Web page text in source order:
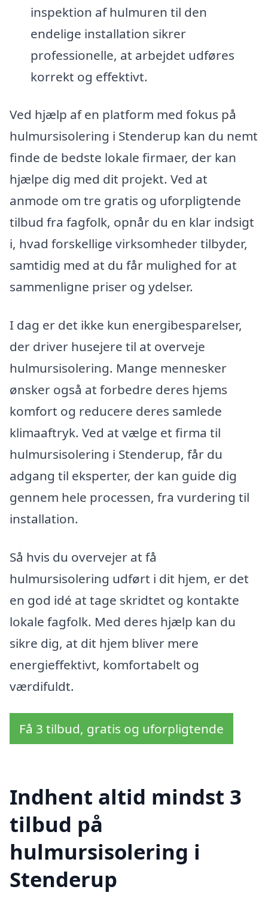
inspektion af hulmuren til den
endelige installation sikrer
professionelle, at arbejdet udføres
korrekt og effektivt.
Ved hjælp af en platform med fokus på
hulmursisolering i Stenderup kan du nemt
finde de bedste lokale firmaer, der kan
hjælpe dig med dit projekt. Ved at
anmode om tre gratis og uforpligtende
tilbud fra fagfolk, opnår du en klar indsigt
i, hvad forskellige virksomheder tilbyder,
samtidig med at du får mulighed for at
sammenligne priser og ydelser.
I dag er det ikke kun energibesparelser,
der driver husejere til at overveje
hulmursisolering. Mange mennesker
ønsker også at forbedre deres hjems
komfort og reducere deres samlede
klimaaftryk. Ved at vælge et firma til
hulmursisolering i Stenderup, får du
adgang til eksperter, der kan guide dig
gennem hele processen, fra vurdering til
installation.
Så hvis du overvejer at få
hulmursisolering udført i dit hjem, er det
en god idé at tage skridtet og kontakte
lokale fagfolk. Med deres hjælp kan du
sikre dig, at dit hjem bliver mere
energieffektivt, komfortabelt og
værdifuldt.
Få 3 tilbud, gratis og uforpligtende
Indhent altid mindst 3
tilbud på
hulmursisolering i
Stenderup